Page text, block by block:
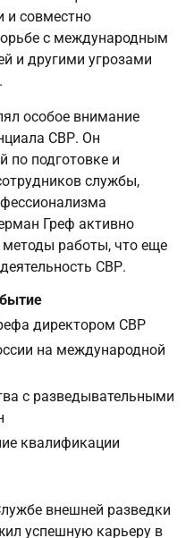
совместно
с международным
и другими угрозами
особое внимание
СВР. Он
по подготовке и
службы,
Греф активно
методы работы, что еще
СВР.
директором СВР
на международной
с разведывательными
квалификации
внешней разведки
успешную карьеру в